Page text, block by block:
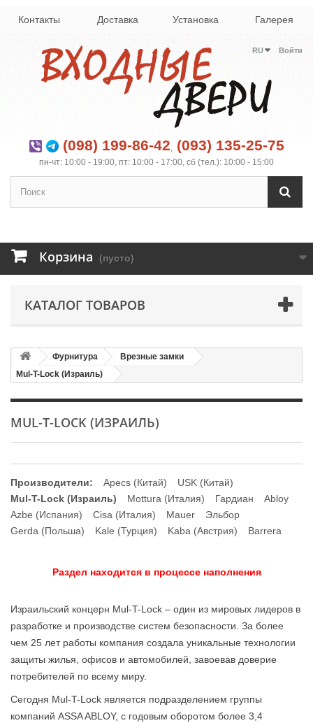
Контакты Доставка Установка Галерея
Войти
RU
(098) 199-86-42, (093) 135-25-75
пн-чт: 10:00 - 19:00, пт: 10:00 - 17:00, сб (тел.): 10:00 - 15:00
Корзина (пусто)
КАТАЛОГ ТОВАРОВ
Фурнитура
Врезные замки
Mul-T-Lock (Израиль)
MUL-T-LOCK (ИЗРАИЛЬ)
Производители: Apecs (Китай)
USK (Китай)
Mul-T-Lock (Израиль)
Mottura (Италия) Гардиан
Ablоу
Azbe (Испания)
Cisa (Италия) Mauer
Эльбор
Gerda (Польша)
Kale (Турция) Kaba (Австрия) Barrera
Раздел находится в процессе наполнения
Израильский концерн Mul-T-Lock – один из мировых лидеров в
разработке и производстве систем безопасности. За более
чем 25 лет работы компания создала уникальные технологии
защиты жилья, офисов и автомобилей, завоевав доверие
потребителей по всему миру.
Сегодня Mul-T-Lock является подразделением группы
компаний ASSA ABLOY, с годовым оборотом более 3,4